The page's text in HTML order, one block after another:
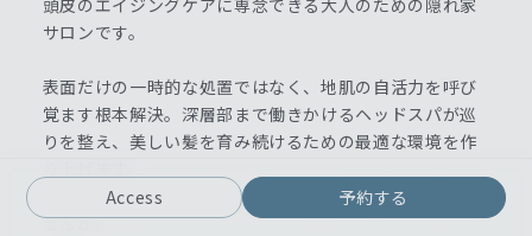
頭皮のエイジングケアに専念できる大人のための隠れ家
サロンです。
表面だけの一時的な処置ではなく、地肌の自活力を呼び
覚ます根本解決。深層部まで働きかけるヘッドスパが巡
りを整え、美しい髪を育み続けるための最適な環境を作
10年先も笑顔で毎日が輝ける予防美容をここから始めま
せんか。
Access 予約する